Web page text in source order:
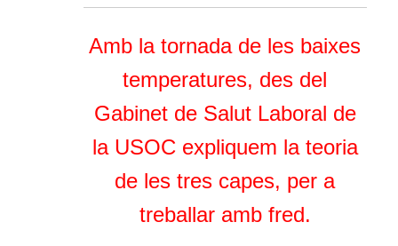
Amb la tornada de les baixes
temperatures, des del
Gabinet de Salut Laboral de
la USOC expliquem la teoria
de les tres capes, per a
treballar amb fred.